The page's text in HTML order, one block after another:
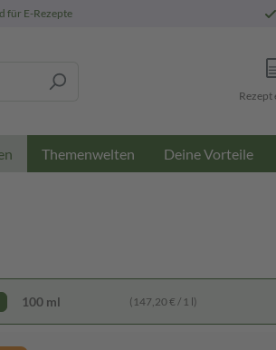
für E-Rezepte
Rezept
Themenwelten Deine Vorteile
100 ml (147,20 € / 1 l)